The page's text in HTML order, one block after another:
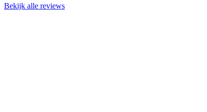
Bekijk alle reviews